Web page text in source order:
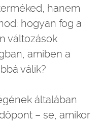
hanem
hogyan fog a
változások
amiben a
válik?
általában
– se, amikor